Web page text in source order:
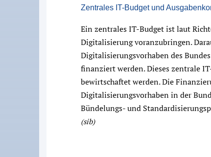
Zentrales IT-Budget und
Ein zentrales IT-Budget ist laut
Digitalisierung voranzubringen.
Digitalisierungsvorhaben des
finanziert werden. Dieses zentrale
bewirtschaftet werden. Die
Digitalisierungsvorhaben in der
Bündelungs- und
(sib)